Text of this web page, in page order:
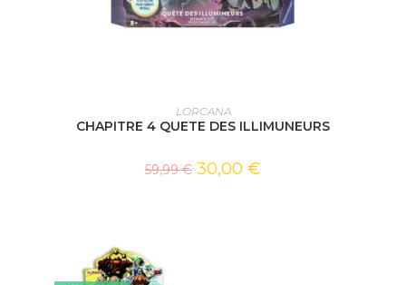
AJOUTER AU PANIER
LORCANA
CHAPITRE 4 QUETE DES ILLIMUNEURS
59,99€ 30,00 €